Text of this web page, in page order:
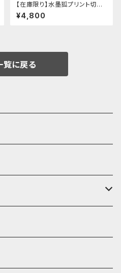
【在庫限り】水墨狐プリント切替
サイドバックルワイドパンツ（Lサ
イズ
¥4,800
覧に戻る